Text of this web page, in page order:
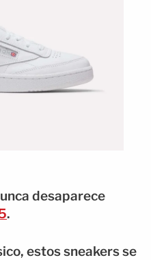
desaparece
.
estos sneakers se